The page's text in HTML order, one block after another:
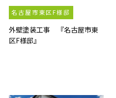
名古屋市東区F様邸
外壁塗装工事 『名古屋市東
区F様邸』